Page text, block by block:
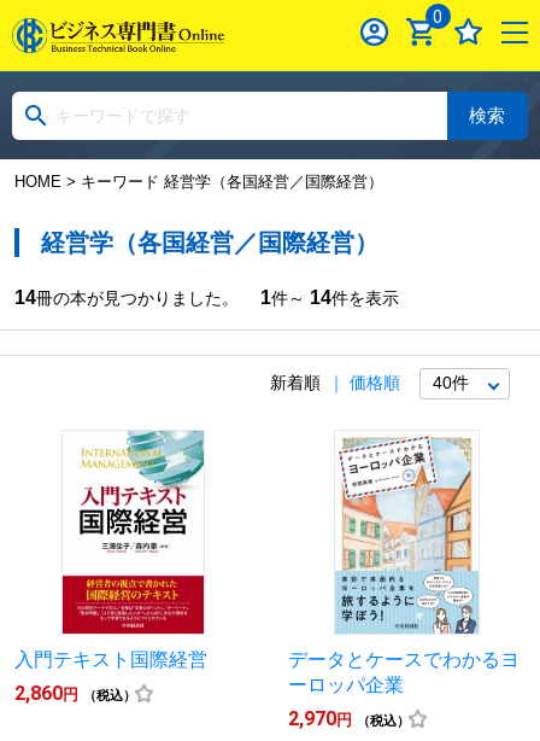
0
検索
HOME> キーワード 経営学（各国経営／国際経営）
経営学（各国経営／国際経営）
14冊の本が見つかりました。 1件～ 14件を表示
新着順 価格順
入門テキスト国際経営
2,860円 （税込）
データとケースでわかるヨ
ーロッパ企業
2,970円 （税込）